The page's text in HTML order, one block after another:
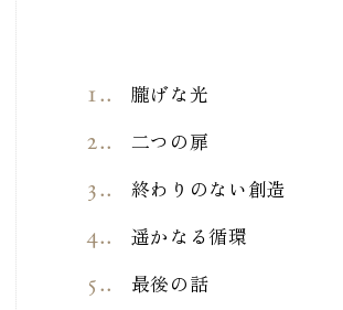
1. 朧げな光
2. 二つの扉
3. 終わりのない創造
4. 遥かなる循環
5. 最後の話